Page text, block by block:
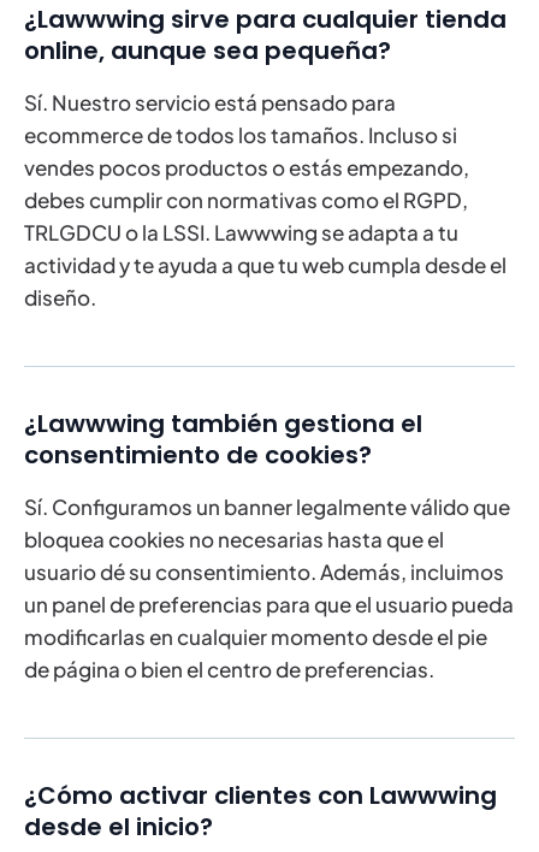
¿Lawwwing sirve para cualquier tienda
online, aunque sea pequeña?
Sí. Nuestro servicio está pensado para
ecommerce de todos los tamaños. Incluso si
vendes pocos productos o estás empezando,
debes cumplir con normativas como el RGPD,
TRLGDCU o la LSSI. Lawwwing se adapta a tu
actividad y te ayuda a que tu web cumpla desde el
diseño.
¿Lawwwing también gestiona el
consentimiento de cookies?
Sí. Configuramos un banner legalmente válido que
bloquea cookies no necesarias hasta que el
usuario dé su consentimiento. Además, incluimos
un panel de preferencias para que el usuario pueda
modificarlas en cualquier momento desde el pie
de página o bien el centro de preferencias.
¿Cómo activar clientes con Lawwwing
desde el inicio?